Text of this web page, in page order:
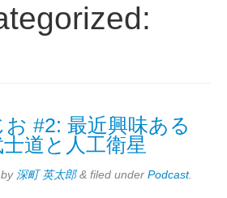
#2: 最近興味ある
道と人工衛星
by 深町 英太郎 & filed under Podcast.